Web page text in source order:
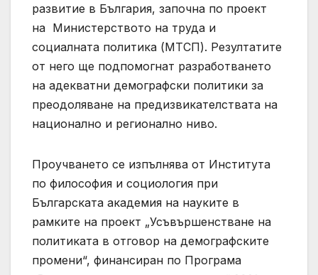
развитие в България, започна по проект
на Министерството на труда и
социалната политика (МТСП). Резултатите
от него ще подпомогнат разработването
на адекватни демографски политики за
преодоляване на предизвикателствата на
национално и регионално ниво.
Проучването се изпълнява от Института
по философия и социология при
Българската академия на науките в
рамките на проект „Усъвършенстване на
политиката в отговор на демографските
промени“, финансиран по Програма